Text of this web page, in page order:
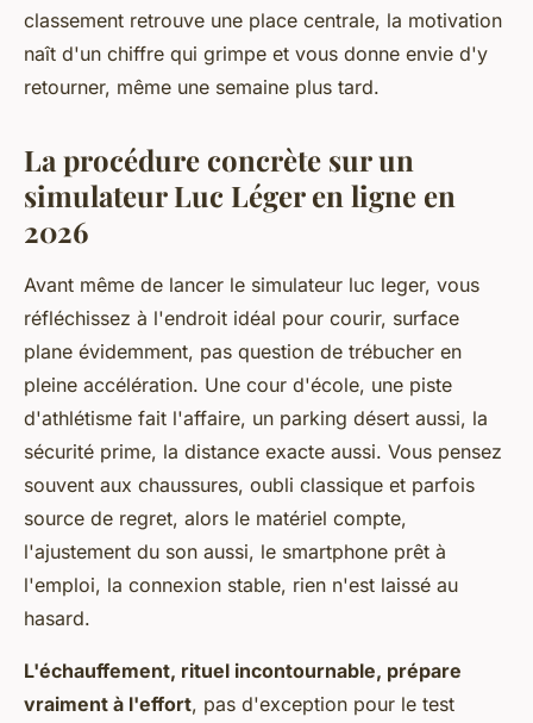
classement retrouve une place centrale, la motivation
naît d'un chiffre qui grimpe et vous donne envie d'y
retourner, même une semaine plus tard.
La procédure concrète sur un
simulateur Luc Léger en ligne en
2026
Avant même de lancer le simulateur luc leger, vous
réfléchissez à l'endroit idéal pour courir, surface
plane évidemment, pas question de trébucher en
pleine accélération. Une cour d'école, une piste
d'athlétisme fait l'affaire, un parking désert aussi, la
sécurité prime, la distance exacte aussi. Vous pensez
souvent aux chaussures, oubli classique et parfois
source de regret, alors le matériel compte,
l'ajustement du son aussi, le smartphone prêt à
l'emploi, la connexion stable, rien n'est laissé au
hasard.
L'échauffement, rituel incontournable, prépare
vraiment à l'effort, pas d'exception pour le test